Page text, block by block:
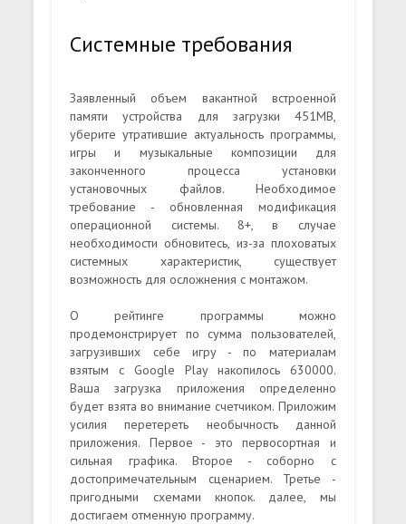
Системные требования
Заявленный объем вакантной встроенной
памяти устройства для загрузки 451MB,
уберите утратившие актуальность программы,
игры и музыкальные композиции для
законченного процесса установки
установочных файлов. Необходимое
требование - обновленная модификация
операционной системы. 8+, в случае
необходимости обновитесь, из-за плоховатых
системных характеристик, существует
возможность для осложнения с монтажом.
О рейтинге программы можно
продемонстрирует по сумма пользователей,
загрузивших себе игру - по материалам
взятым с Google Play накопилось 630000.
Ваша загрузка приложения определенно
будет взята во внимание счетчиком. Приложим
усилия перетереть необычность данной
приложения. Первое - это первосортная и
сильная графика. Второе - соборно с
достопримечательным сценарием. Третье -
пригодными схемами кнопок. далее, мы
достигаем отменную программу.